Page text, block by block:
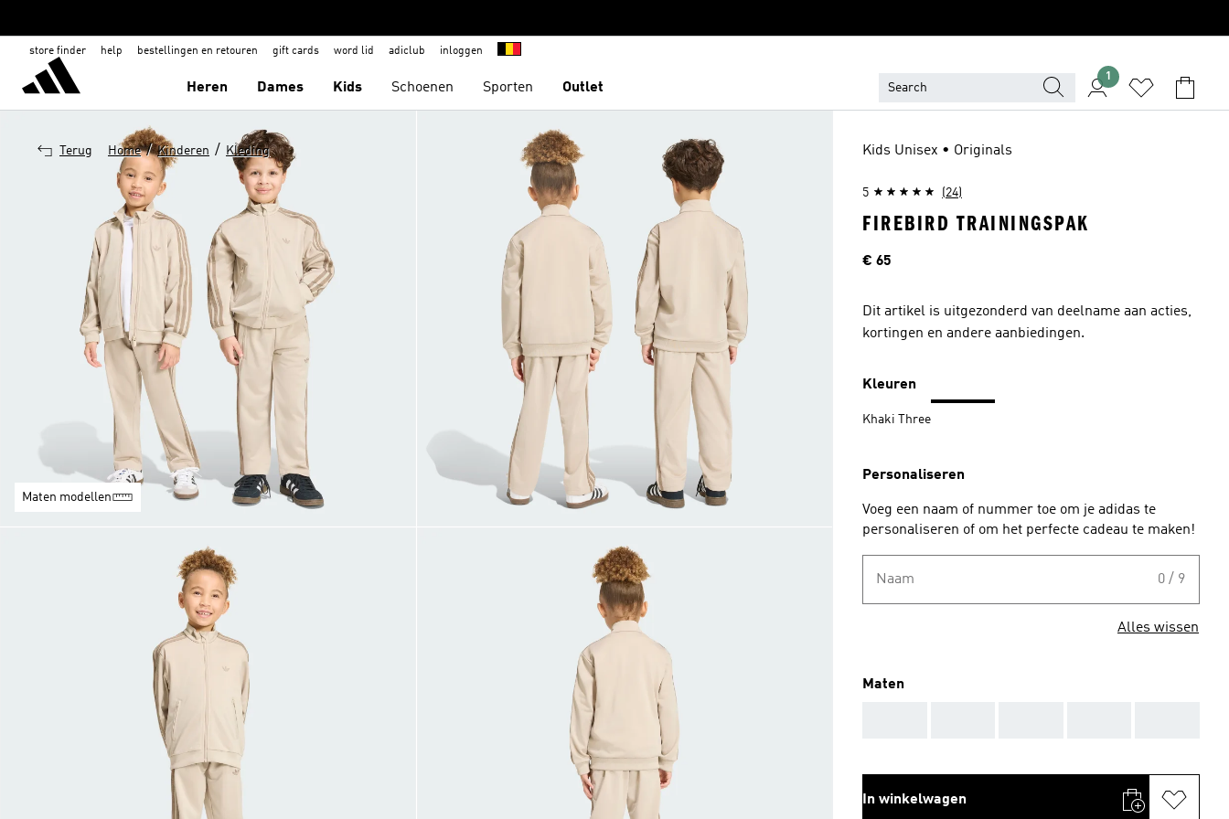
store finder help bestellingen en retouren gift cards word lid adiclub inloggen
Heren Dames Kids Schoenen Sporten Outlet
1
Terug Home / Kinderen / Kleding
Maten modellen
Kids Unisex • Originals
5 (24)
FIREBIRD TRAININGSPAK
Price
€ 65
Dit artikel is uitgezonderd van deelname aan acties,
kortingen en andere aanbiedingen.
Kleuren
Khaki Three
Personaliseren
Voeg een naam of nummer toe om je adidas te
personaliseren of om het perfecte cadeau te maken!
Naam 0 / 9
Alles wissen
Maten
In winkelwagen